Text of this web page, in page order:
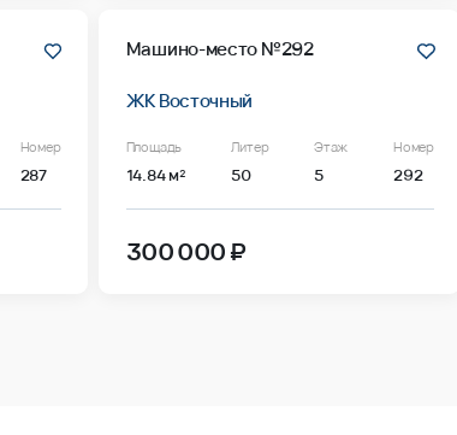
Номер
287
Машино-место №292
ЖК Восточный
Площадь
14.84 м²
Литер
50
Этаж
5
Номер
292
300 000 ₽